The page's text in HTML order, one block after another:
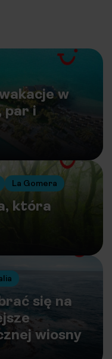
w
par i
La Gomera
która
się na
wiosny